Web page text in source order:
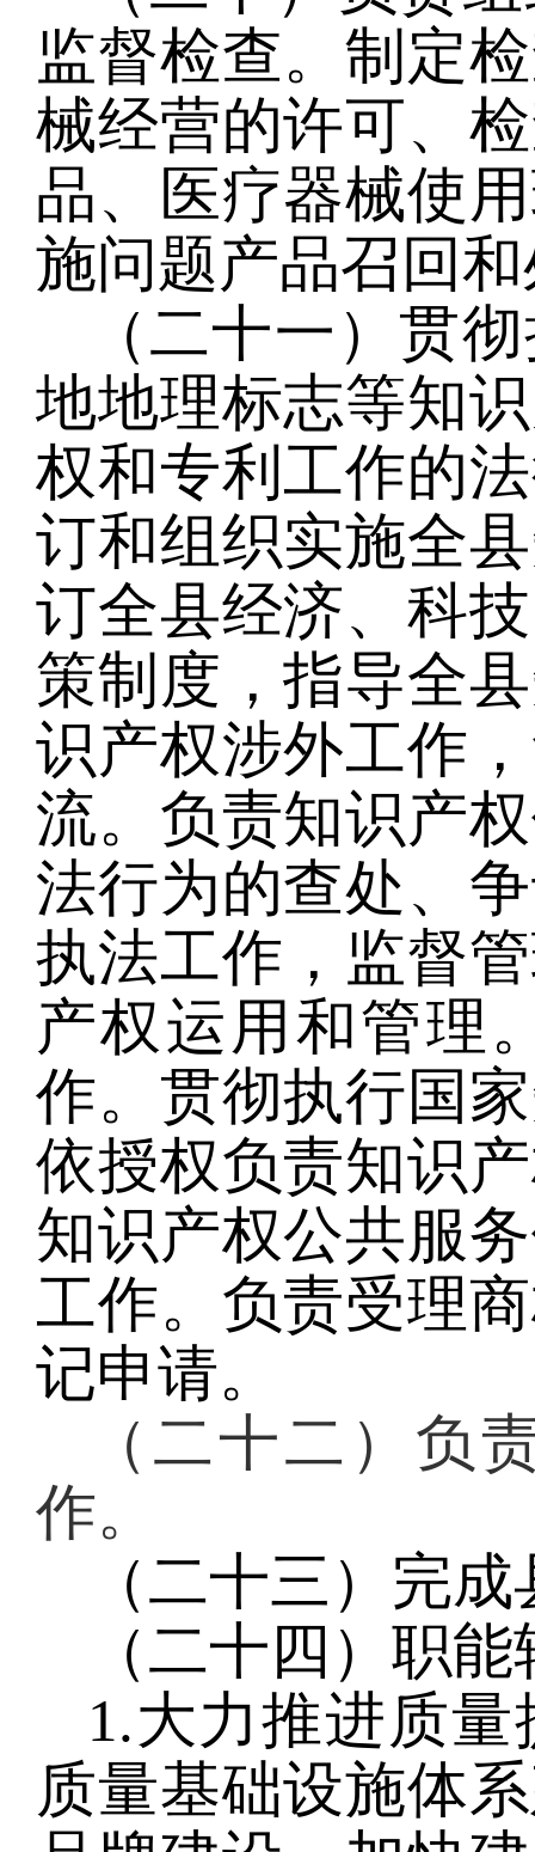
监督检查。制定
械经营的许可、
品、医疗器械使
施问题产品召回
（二十一）贯
地地理标志等知
权和专利工作的
订和组织实施全
订全县经济、科
策制度，指导全
识产权涉外工作
流。负责知识产
法行为的查处、
执法工作，监督
产权运用和管理
作。贯彻执行国
依授权负责知识
知识产权公共服
工作。负责受理
记申请。
（二十二）负
作。
（二十三）完
（二十四）职
1.大力推进质
质量基础设施体